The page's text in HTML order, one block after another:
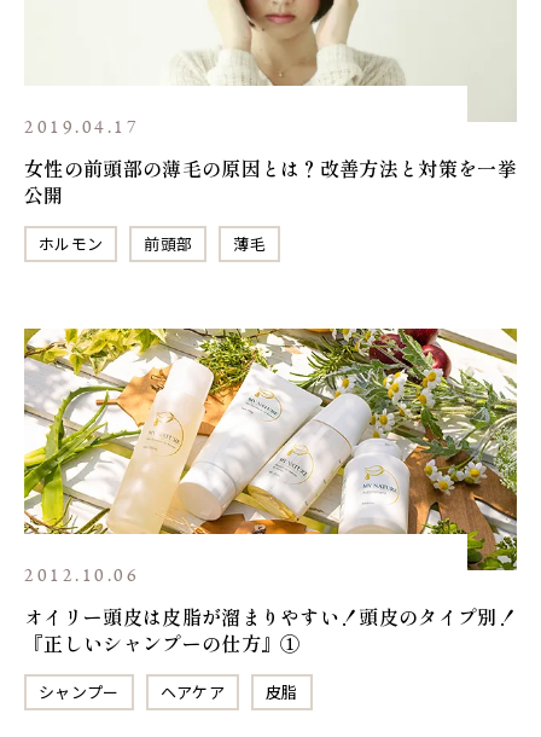
2019.04.17
女性の前頭部の薄毛の原因とは？改善方法と対策を一挙
公開
ホルモン 前頭部 薄毛
2012.10.06
オイリー頭皮は皮脂が溜まりやすい！頭皮のタイプ別！
『正しいシャンプーの仕方』①
シャンプー ヘアケア 皮脂